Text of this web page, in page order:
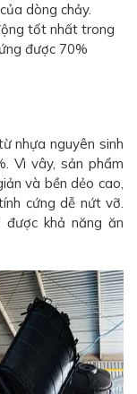
dòng chảy.
tốt nhất trong
được 70%
nhựa nguyên sinh
Vì vây, sản phẩm
và bền dẻo cao,
cứng dễ nứt vỡ.
khả năng ăn